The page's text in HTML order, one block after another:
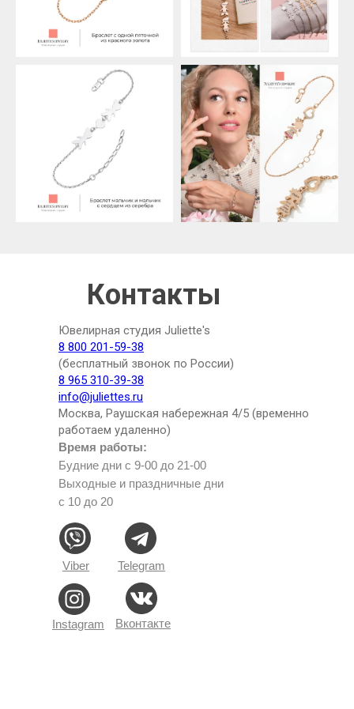
Время работы:
Будние дни с 9-00 до 21-00
Выходные и праздничные дни
с 10 до 20
Telegram
Viber
Instagram
Ювелирная студия Juliette's
8 800 201-59-38
(бесплатный звонок по России)
8 965 310-39-38
info@juliettes.ru
Москва, Раушская набережная 4/5 (временно
работаем удаленно)
Контакты
Вконтакте